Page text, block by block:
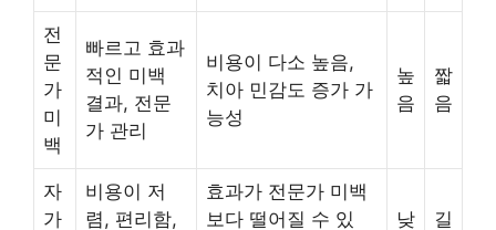
전
문
가
미
백
빠르고 효과
적인 미백
결과, 전문
가 관리
비용이 다소 높음,
치아 민감도 증가 가
능성
높
음
짧
음
자
가
비용이 저
렴, 편리함,
효과가 전문가 미백
보다 떨어질 수 있
낮
길